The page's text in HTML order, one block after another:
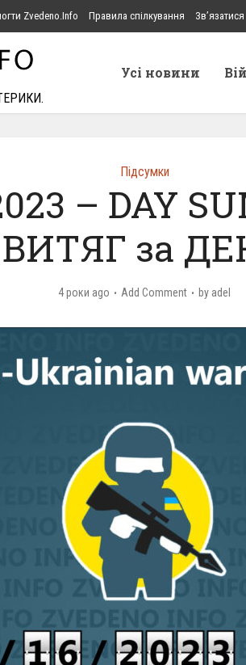
Zvedeno.Info Правила спілкування Зв’язатися
Усі новини
Підсумки
– DAY
ВИТЯГ за
4 роки ago Add Comment by adel